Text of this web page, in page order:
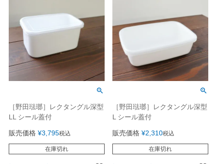
［野田琺瑯］レクタングル深型
LL シール蓋付
販売価格 ¥3,795税込
在庫切れ
［野田琺瑯］レクタングル深型
L シール蓋付
販売価格 ¥2,310税込
在庫切れ